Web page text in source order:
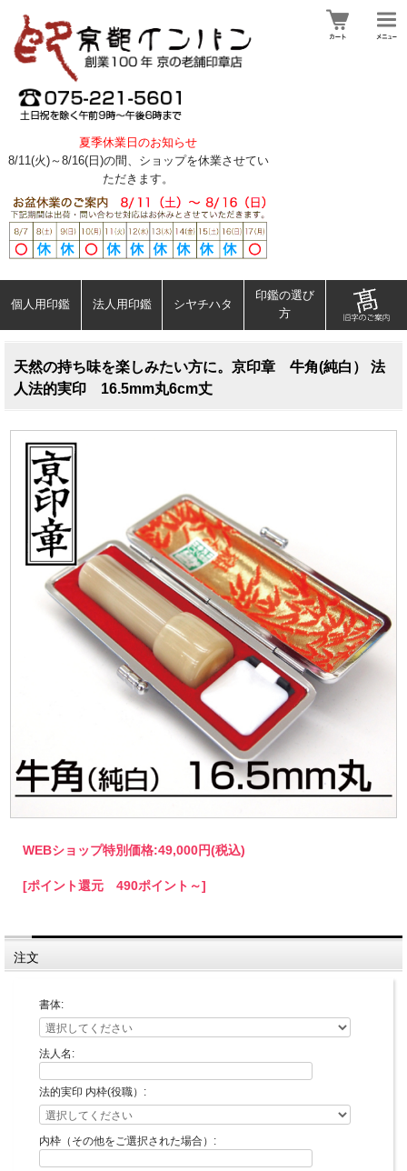
夏季休業日のお知らせ
8/11(火)～8/16(日)の間、ショップを休業させてい
ただきます。
個人用印鑑 法人用印鑑 シヤチハタ
印鑑の選び
方
天然の持ち味を楽しみたい方に。京印章 牛角(純白） 法
人法的実印 16.5mm丸6cm丈
WEBショップ特別価格:49,000円(税込)
[ポイント還元 490ポイント～]
注文
書体:
法人名:
法的実印 内枠(役職）:
内枠（その他をご選択された場合）: